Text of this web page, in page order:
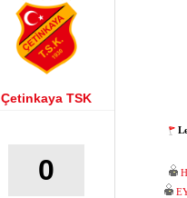
Çetinkaya TSK
0